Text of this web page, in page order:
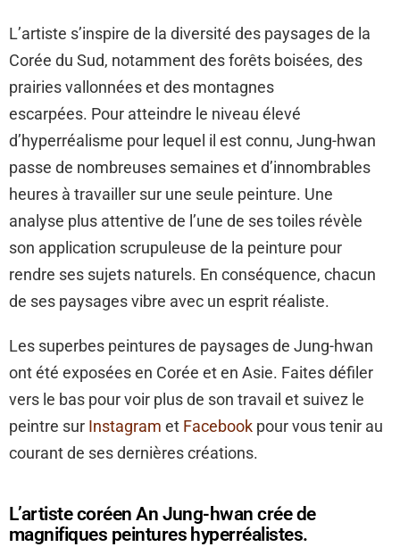
L’artiste s’inspire de la diversité des paysages de la
Corée du Sud, notamment des forêts boisées, des
prairies vallonnées et des montagnes
escarpées. Pour atteindre le niveau élevé
d’hyperréalisme pour lequel il est connu, Jung-hwan
passe de nombreuses semaines et d’innombrables
heures à travailler sur une seule peinture. Une
analyse plus attentive de l’une de ses toiles révèle
son application scrupuleuse de la peinture pour
rendre ses sujets naturels. En conséquence, chacun
de ses paysages vibre avec un esprit réaliste.
Les superbes peintures de paysages de Jung-hwan
ont été exposées en Corée et en Asie. Faites défiler
vers le bas pour voir plus de son travail et suivez le
peintre sur Instagram et Facebook pour vous tenir au
courant de ses dernières créations.
L’artiste coréen An Jung-hwan crée de
magnifiques peintures hyperréalistes.